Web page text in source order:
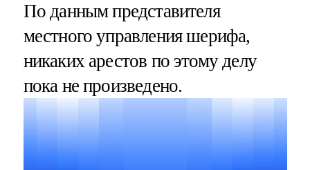
По данным представителя
местного управления шерифа,
никаких арестов по этому делу
пока не произведено.